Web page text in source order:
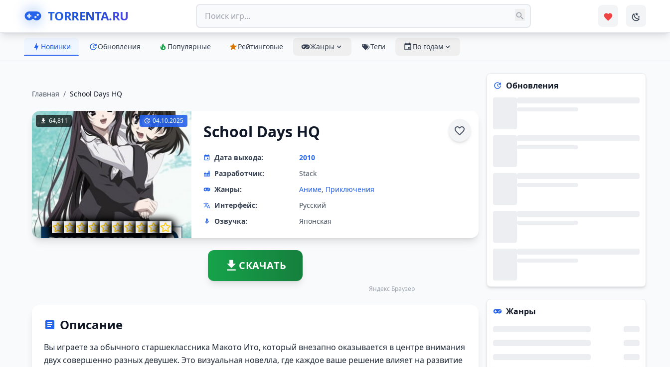
TORRENTA.RU
Новинки Обновления Популярные Рейтинговые Жанры Теги По годам
Главная / School Days HQ
64,811 04.10.2025
School Days HQ
Дата выхода:
2010
Разработчик:
Stack
Жанры:
Аниме, Приключения
Интерфейс:
Русский
Озвучка:
Японская
СКАЧАТЬ
Яндекс Браузер
Описание
Вы играете за обычного старшеклассника Макото Ито, который внезапно оказывается в центре внимания
двух совершенно разных девушек. Это визуальная новелла, где каждое ваше решение влияет на развитие
Обновления
Жанры